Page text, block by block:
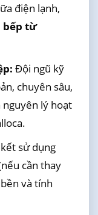
điện lạnh,
bếp từ
Đội ngũ kỹ
chuyên sâu,
lý hoạt
sử dụng
cần thay
và tính